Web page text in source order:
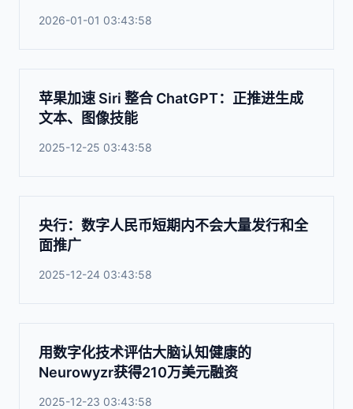
2026-01-01 03:43:58
苹果加速 Siri 整合 ChatGPT：正推进生成
文本、图像技能
2025-12-25 03:43:58
央行：数字人民币短期内不会大量发行和全
面推广
2025-12-24 03:43:58
用数字化技术评估大脑认知健康的
Neurowyzr获得210万美元融资
2025-12-23 03:43:58